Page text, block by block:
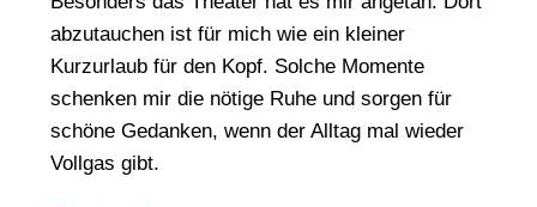
abzutauchen ist für mich wie ein kleiner
Kurzurlaub für den Kopf. Solche Momente
schenken mir die nötige Ruhe und sorgen für
schöne Gedanken, wenn der Alltag mal wieder
Vollgas gibt.